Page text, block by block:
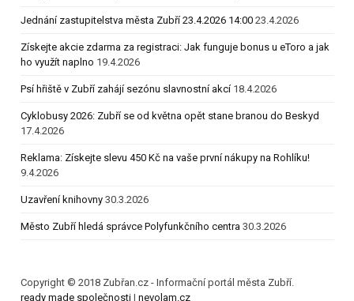
Jednání zastupitelstva města Zubří 23.4.2026 14:00 23.4.2026
Získejte akcie zdarma za registraci: Jak funguje bonus u eToro a jak
ho využít naplno 19.4.2026
Psí hřiště v Zubří zahájí sezónu slavnostní akcí 18.4.2026
Cyklobusy 2026: Zubří se od května opět stane branou do Beskyd
17.4.2026
Reklama: Získejte slevu 450 Kč na vaše první nákupy na Rohlíku!
9.4.2026
Uzavření knihovny 30.3.2026
Město Zubří hledá správce Polyfunkčního centra 30.3.2026
Copyright © 2018 Zubřan.cz - Informační portál města Zubří.
ready made společnosti | nevolam.cz